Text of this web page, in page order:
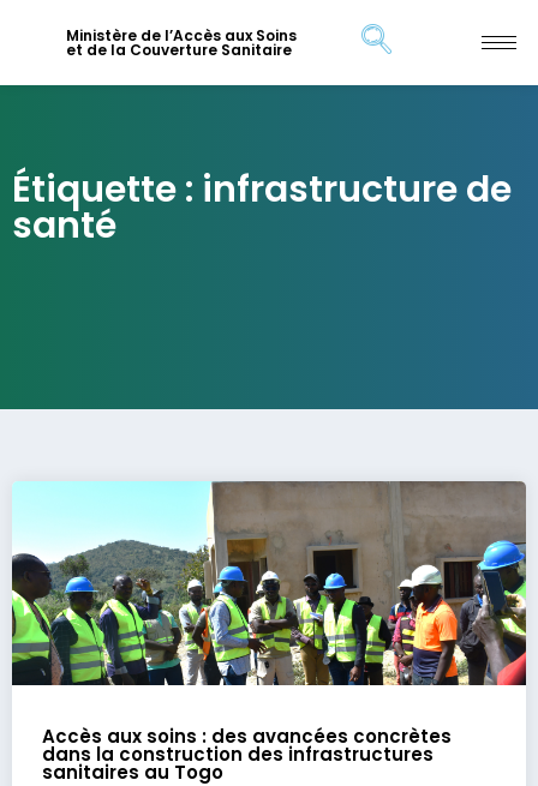
Ministère de l’Accès aux Soins
et de la Couverture Sanitaire
Étiquette : infrastructure de
santé
Accès aux soins : des avancées concrètes
dans la construction des infrastructures
sanitaires au Togo